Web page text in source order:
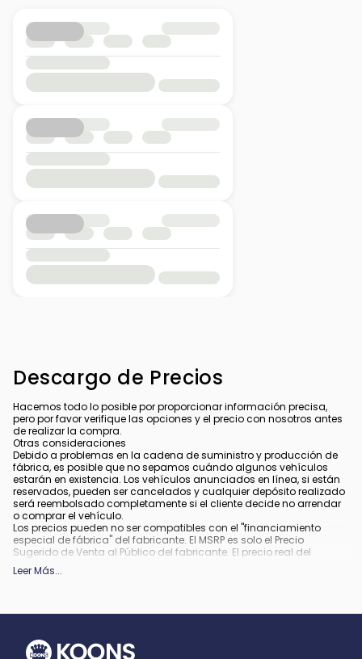
Descargo de Precios
Hacemos todo lo posible por proporcionar información precisa,
pero por favor verifique las opciones y el precio con nosotros antes
de realizar la compra.
Otras consideraciones
Debido a problemas en la cadena de suministro y producción de
fábrica, es posible que no sepamos cuándo algunos vehículos
estarán en existencia. Los vehículos anunciados en línea, si están
reservados, pueden ser cancelados y cualquier depósito realizado
será reembolsado completamente si el cliente decide no arrendar
o comprar el vehículo.
Los precios pueden no ser compatibles con el "financiamiento
especial de fábrica" del fabricante. El MSRP es solo el Precio
Sugerido de Venta al Público del fabricante. El precio real del
concesionario puede variar.
Debido a la disponibilidad, algunas imágenes y opciones
especificaciones.
Todo financiamiento está sujeto a crédito aprobado.
Leer Más...